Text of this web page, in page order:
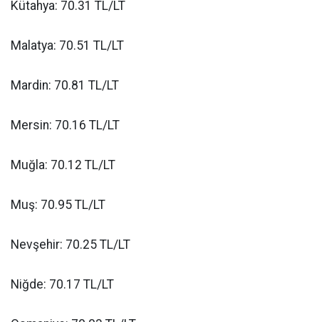
Kütahya: 70.31 TL/LT
Malatya: 70.51 TL/LT
Mardin: 70.81 TL/LT
Mersin: 70.16 TL/LT
Muğla: 70.12 TL/LT
Muş: 70.95 TL/LT
Nevşehir: 70.25 TL/LT
Niğde: 70.17 TL/LT